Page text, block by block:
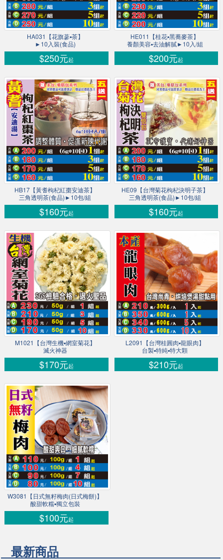
HA031【花旗蔘▪茶】
►10入裝(食品)
$250元起
HE011【桂花▪黑蕎麥茶】
養顏美容▪去油解膩►10入/組
$200元起
HB17【黃耆枸杞紅棗安迪茶】
三角透明茶(食品)►10包/組
$160元起
HE09【台灣菊花枸杞決明子茶】
三角透明茶(食品)►10包/組
$160元起
M1021【台灣生機▪網室菊花】
滅火神器
$170元起
L2091【台灣桂圓肉▪龍眼肉】
台製▪特純▪特大顆
$210元起
W3081【日式無籽梅肉(日式梅餅)】
酸甜軟糯▪獨立包裝
$100元起
最新商品